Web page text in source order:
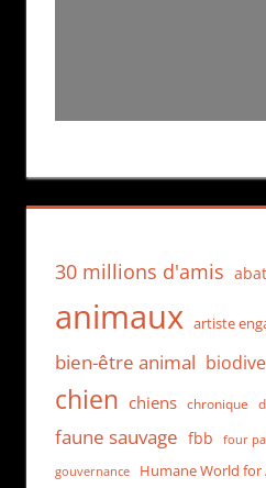
30 millions d'amis
animaux artiste
bien-être animal
chien chiens chronique
faune sauvage fbb four
gouvernance Humane World for